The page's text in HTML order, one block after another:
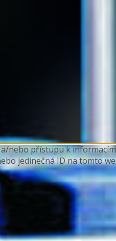
nebo přístupu k
jedinečná ID na tomto